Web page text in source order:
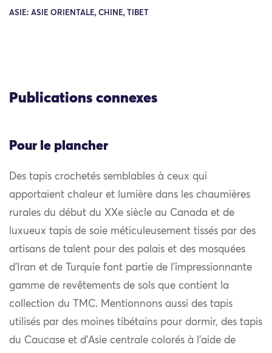
ASIE: ASIE ORIENTALE, CHINE, TIBET
Publications connexes
Pour le plancher
Des tapis crochetés semblables à ceux qui
apportaient chaleur et lumière dans les chaumières
rurales du début du XXe siècle au Canada et de
luxueux tapis de soie méticuleusement tissés par des
artisans de talent pour des palais et des mosquées
d’Iran et de Turquie font partie de l’impressionnante
gamme de revêtements de sols que contient la
collection du TMC. Mentionnons aussi des tapis
utilisés par des moines tibétains pour dormir, des tapis
du Caucase et d’Asie centrale colorés à l’aide de